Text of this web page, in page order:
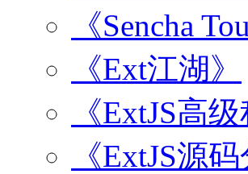
《Sencha
《Ext江湖》
《ExtJS高
《ExtJS源